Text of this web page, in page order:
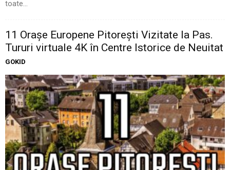
toate...
11 Oraşe Europene Pitoreşti Vizitate la Pas.
Tururi virtuale 4K în Centre Istorice de Neuitat
GOKID